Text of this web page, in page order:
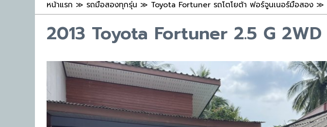
หน้าแรก ≫ รถมือสองทุกรุ่น ≫ Toyota Fortuner รถโตโยต้า ฟอร์จูนเนอร์มือสอง ≫
2013 Toyota Fortuner 2.5 G 2WD